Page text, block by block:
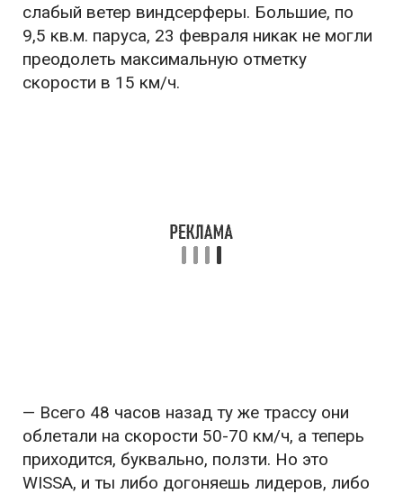
слабый ветер виндсерферы. Большие, по
9,5 кв.м. паруса, 23 февраля никак не могли
преодолеть максимальную отметку
скорости в 15 км/ч.
— Всего 48 часов назад ту же трассу они
облетали на скорости 50-70 км/ч, а теперь
приходится, буквально, ползти. Но это
WISSA, и ты либо догоняешь лидеров, либо